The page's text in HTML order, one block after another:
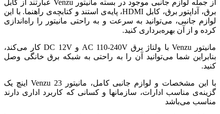
از جمله لوازم جانبی موجود در بسته مانیتور Venzu عبارتند از کابل
برق، آداپتور برق، کابل HDMI، پایه‌ی استند و کتابچه‌ی راهنما. با این
لوازم جانبی، می‌توانید به سرعت و به راحتی مانیتور را راه‌اندازی
کرده و از آن بهره‌برداری کنید.
مانیتور Venzu با ولتاژ برق AC 110-240V و DC 12V کار می‌کند،
بنابراین شما می‌توانید آن را به راحتی به شبکه برق خانگی وصل
کنید.
با این مشخصات و لوازم جانبی کامل، مانیتور Venzu 23 اینچ یک
گزینه‌ی مناسب ادارات، سازمانها و کسانی که کاربرد اداری دارند
مناسب می‌باشد